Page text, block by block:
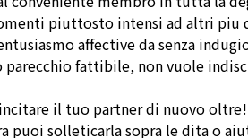
piuttosto intensi ad altri piu
affective da senza
fattibile, non vuole
il tuo partner di nuovo
puoi solleticarla sopra le dita o